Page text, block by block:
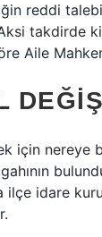
reddi
takdirde
Aile
için nereye
ilçe idare